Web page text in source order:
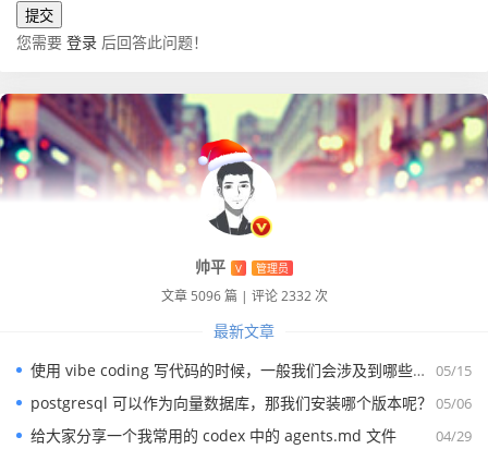
您需要 登录 后回答此问题！
帅平 V 管理员
文章 5096 篇 | 评论 2332 次
最新文章
05/15
使用 vibe coding 写代码的时候，一般我们会涉及到哪些提示词？
05/06
postgresql 可以作为向量数据库，那我们安装哪个版本呢？
04/29
给大家分享一个我常用的 codex 中的 agents.md 文件